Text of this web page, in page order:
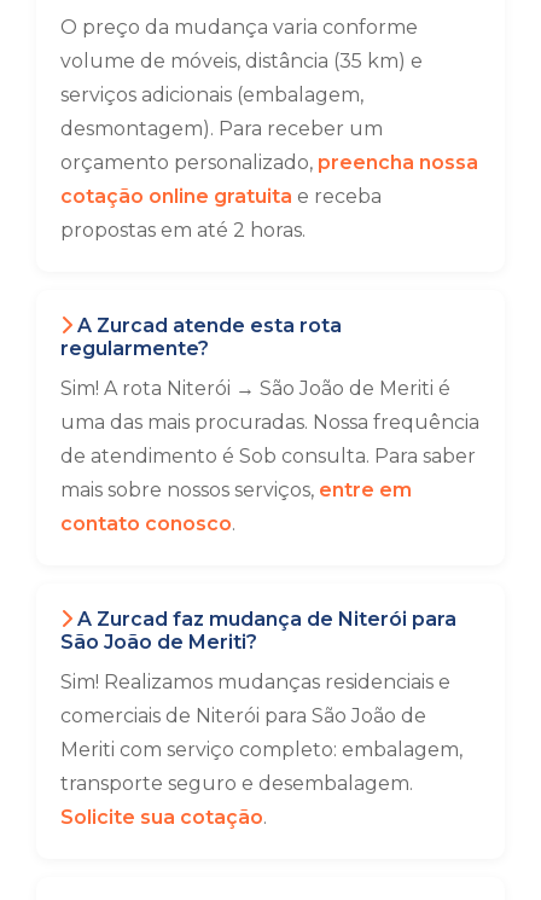
O preço da mudança varia conforme
volume de móveis, distância (35 km) e
serviços adicionais (embalagem,
desmontagem). Para receber um
orçamento personalizado, preencha nossa
cotação online gratuita e receba
propostas em até 2 horas.
A Zurcad atende esta rota
regularmente?
Sim! A rota Niterói → São João de Meriti é
uma das mais procuradas. Nossa frequência
de atendimento é Sob consulta. Para saber
mais sobre nossos serviços, entre em
contato conosco.
A Zurcad faz mudança de Niterói para
São João de Meriti?
Sim! Realizamos mudanças residenciais e
comerciais de Niterói para São João de
Meriti com serviço completo: embalagem,
transporte seguro e desembalagem.
Solicite sua cotação.